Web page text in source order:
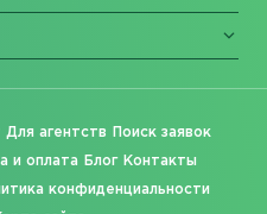
Для агентств Поиск заявок
и оплата Блог Контакты
конфиденциальности